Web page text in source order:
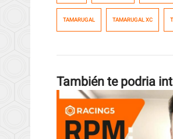
TAMARUGAL TAMARUGAL XC
También te podria